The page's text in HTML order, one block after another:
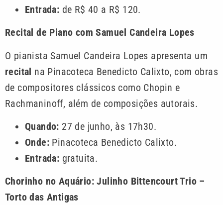
Entrada: de R$ 40 a R$ 120.
Recital de Piano com Samuel Candeira Lopes
O pianista Samuel Candeira Lopes apresenta um
recital na Pinacoteca Benedicto Calixto, com obras
de compositores clássicos como Chopin e
Rachmaninoff, além de composições autorais.
Quando: 27 de junho, às 17h30.
Onde: Pinacoteca Benedicto Calixto.
Entrada: gratuita.
Chorinho no Aquário: Julinho Bittencourt Trio –
Torto das Antigas